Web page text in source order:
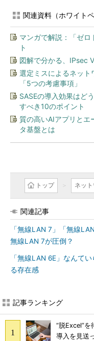
関連資料（ホワイトペ
マンガで解説：「ゼロ
ト
図解で分かる、IPsec
選定ミスによるネッ
「5つの考慮事項」
SASEの導入効果はど
すべき10のポイント
質の高いAIアプリとエ
タ基盤とは
トップ ネッ
関連記事
「無線LAN 7」「無線
無線LAN 7が圧倒？
「無線LAN 6E」なんて
る存在感
記事ランキング
“脱Excel”
導入を見送